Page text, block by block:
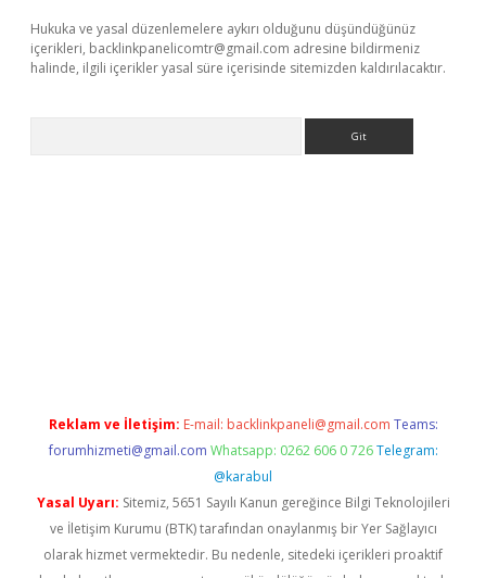
Hukuka ve yasal düzenlemelere aykırı olduğunu düşündüğünüz
içerikleri, backlinkpanelicomtr@gmail.com adresine bildirmeniz
halinde, ilgili içerikler yasal süre içerisinde sitemizden kaldırılacaktır.
Reklam ve İletişim: E-mail: backlinkpaneli@gmail.com Teams:
forumhizmeti@gmail.com Whatsapp: 0262 606 0 726 Telegram:
@karabul
Yasal Uyarı: Sitemiz, 5651 Sayılı Kanun gereğince Bilgi Teknolojileri
ve İletişim Kurumu (BTK) tarafından onaylanmış bir Yer Sağlayıcı
olarak hizmet vermektedir. Bu nedenle, sitedeki içerikleri proaktif